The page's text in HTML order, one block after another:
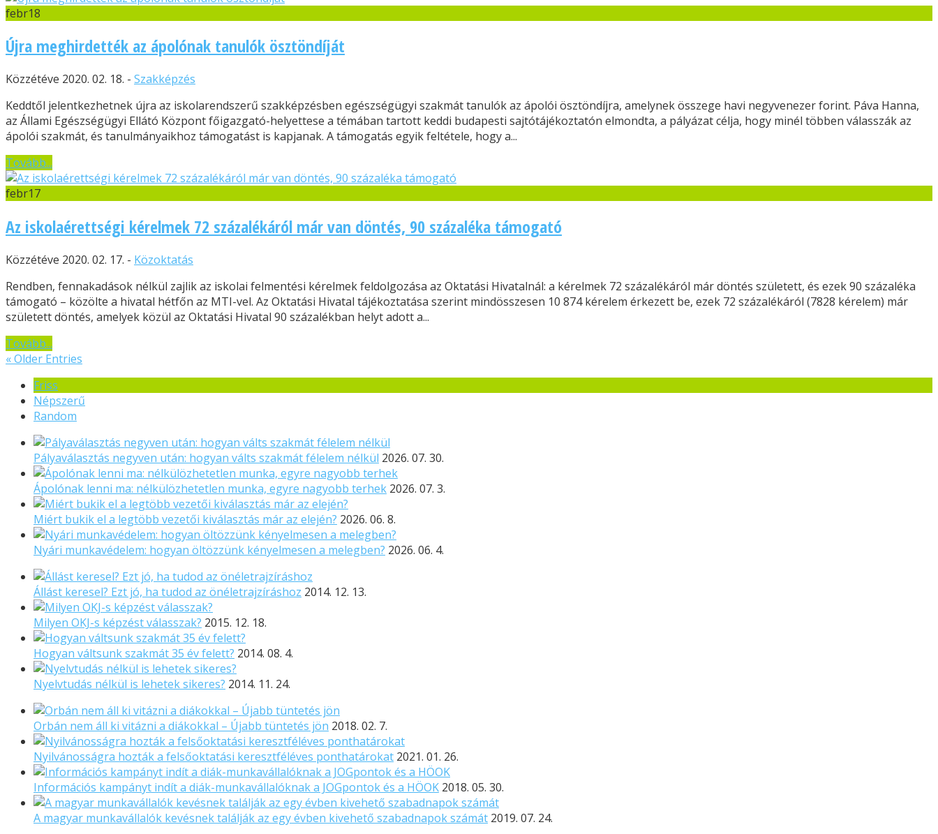
febr18
Újra meghirdették az ápolónak tanulók ösztöndíját
Közzétéve 2020. 02. 18. - Szakképzés
Keddtől jelentkezhetnek újra az iskolarendszerű szakképzésben egészségügyi szakmát tanulók az ápolói ösztöndíjra, amelynek összege havi negyvenezer forint. Páva Hanna,
az Állami Egészségügyi Ellátó Központ főigazgató-helyettese a témában tartott keddi budapesti sajtótájékoztatón elmondta, a pályázat célja, hogy minél többen válasszák az
ápolói szakmát, és tanulmányaikhoz támogatást is kapjanak. A támogatás egyik feltétele, hogy a...
Tovább...
febr17
Az iskolaérettségi kérelmek 72 százalékáról már van döntés, 90 százaléka támogató
Közzétéve 2020. 02. 17. - Közoktatás
Rendben, fennakadások nélkül zajlik az iskolai felmentési kérelmek feldolgozása az Oktatási Hivatalnál: a kérelmek 72 százalékáról már döntés született, és ezek 90 százaléka
támogató – közölte a hivatal hétfőn az MTI-vel. Az Oktatási Hivatal tájékoztatása szerint mindösszesen 10 874 kérelem érkezett be, ezek 72 százalékáról (7828 kérelem) már
született döntés, amelyek közül az Oktatási Hivatal 90 százalékban helyt adott a...
Tovább...
« Older Entries
Friss
Népszerű
Random
Pályaválasztás negyven után: hogyan válts szakmát félelem nélkül 2026. 07. 30.
Ápolónak lenni ma: nélkülözhetetlen munka, egyre nagyobb terhek 2026. 07. 3.
Miért bukik el a legtöbb vezetői kiválasztás már az elején? 2026. 06. 8.
Nyári munkavédelem: hogyan öltözzünk kényelmesen a melegben? 2026. 06. 4.
Állást keresel? Ezt jó, ha tudod az önéletrajzíráshoz 2014. 12. 13.
Milyen OKJ-s képzést válasszak? 2015. 12. 18.
Hogyan váltsunk szakmát 35 év felett? 2014. 08. 4.
Nyelvtudás nélkül is lehetek sikeres? 2014. 11. 24.
Orbán nem áll ki vitázni a diákokkal – Újabb tüntetés jön 2018. 02. 7.
Nyilvánosságra hozták a felsőoktatási keresztféléves ponthatárokat 2021. 01. 26.
Információs kampányt indít a diák-munkavállalóknak a JOGpontok és a HÖOK 2018. 05. 30.
A magyar munkavállalók kevésnek találják az egy évben kivehető szabadnapok számát 2019. 07. 24.